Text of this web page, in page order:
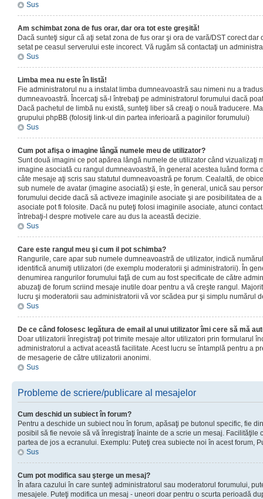
Sus
Am schimbat zona de fus orar, dar ora tot este greşită!
Dacă sunteţi sigur că aţi setat zona de fus orar şi ora de vară/DST corect
setat pe ceasul serverului este incorect. Vă rugăm să contactaţi un
Sus
Limba mea nu este în listă!
Fie administratorul nu a instalat limba dumneavoastră sau nimeni nu a
dumneavoastră. Încercaţi să-l întrebaţi pe administratorul forumului dacă
Dacă pachetul de limbă nu există, sunteţi liber să creaţi o nouă traducere.
grupului phpBB (folosiţi link-ul din partea inferioară a paginilor forumului)
Sus
Cum pot afişa o imagine lângă numele meu de utilizator?
Sunt două imagini ce pot apărea lângă numele de utilizator când vizualizaţi
imagine asociată cu rangul dumneavoastră, în general acestea luând forma
câte mesaje aţi scris sau statutul dumneavoastră pe forum. Cealaltă, de
sub numele de avatar (imagine asociată) şi este, în general, unică sau
forumului decide dacă să activeze imaginile asociate şi are posibilitatea de
asociate pot fi folosite. Dacă nu puteţi folosi imaginile asociate, atunci
întrebaţi-l despre motivele care au dus la această decizie.
Sus
Care este rangul meu şi cum il pot schimba?
Rangurile, care apar sub numele dumneavoastră de utilizator, indică
identifică anumiţi utilizatori (de exemplu moderatorii şi administratorii). În
denumirea rangurilor forumului faţă de cum au fost specificate de către
abuzaţi de forum scriind mesaje inutile doar pentru a vă creşte rangul.
lucru şi moderatorii sau administratorii vă vor scădea pur şi simplu numărul
Sus
De ce când folosesc legătura de email al unui utilizator îmi cere să mă
Doar utilizatorii înregistraţi pot trimite mesaje altor utilizatori prin formularul
administratorul a activat această facilitate. Acest lucru se întamplă pentru a
de mesagerie de către utilizatorii anonimi.
Sus
Probleme de scriere/publicare al mesajelor
Cum deschid un subiect în forum?
Pentru a deschide un subiect nou în forum, apăsaţi pe butonul specific, fie
posibil să fie nevoie să vă înregistraţi înainte de a scrie un mesaj. Facilităţile
partea de jos a ecranului. Exemplu: Puteţi crea subiecte noi în acest forum,
Sus
Cum pot modifica sau şterge un mesaj?
În afara cazului în care sunteţi administratorul sau moderatorul forumului,
mesajele. Puteţi modifica un mesaj - uneori doar pentru o scurta perioadă